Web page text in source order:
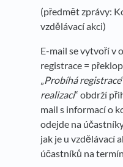
(předmět zprávy:
vzdělávací akci)
E-mail se vytvoří v
registrace =
„Probíhá registrace
realizaci“ obdrží
mail s informací o
odejde na
jak je u vzdělávací
účastníků na